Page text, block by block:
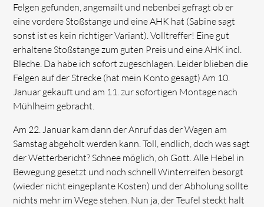
Felgen gefunden, angemailt und nebenbei gefragt ob er
eine vordere Stoßstange und eine AHK hat (Sabine sagt
sonst ist es kein richtiger Variant). Volltreffer! Eine gut
erhaltene Stoßstange zum guten Preis und eine AHK incl.
Bleche. Da habe ich sofort zugeschlagen. Leider blieben die
Felgen auf der Strecke (hat mein Konto gesagt) Am 10.
Januar gekauft und am 11. zur sofortigen Montage nach
Mühlheim gebracht.
Am 22. Januar kam dann der Anruf das der Wagen am
Samstag abgeholt werden kann. Toll, endlich, doch was sagt
der Wetterbericht? Schnee möglich, oh Gott. Alle Hebel in
Bewegung gesetzt und noch schnell Winterreifen besorgt
(wieder nicht eingeplante Kosten) und der Abholung sollte
nichts mehr im Wege stehen. Nun ja, der Teufel steckt halt